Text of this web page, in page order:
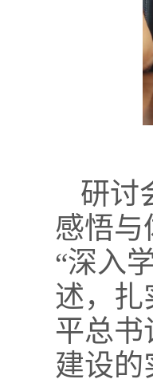
研讨
感悟与
“深入
述，扎
平总书
建设的